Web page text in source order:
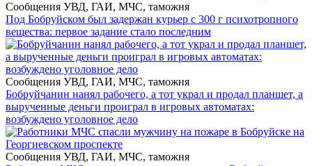
Сообщения УВД, ГАИ, МЧС, таможня
Под Бобруйском был задержан курьер с 300 г психотропного
вещества: первое задание стало последним
Сообщения УВД, ГАИ, МЧС, таможня
Бобруйчанин нанял рабочего, а тот украл и продал планшет, а
вырученные деньги проиграл в игровых автоматах:
возбуждено уголовное дело
Сообщения УВД, ГАИ, МЧС, таможня